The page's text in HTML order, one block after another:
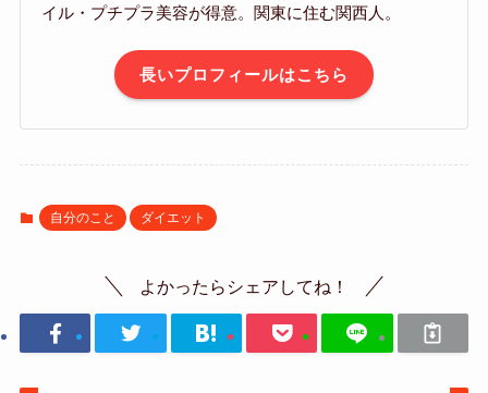
イル・プチプラ美容が得意。関東に住む関西人。
長いプロフィールはこちら
自分のこと ダイエット
よかったらシェアしてね！